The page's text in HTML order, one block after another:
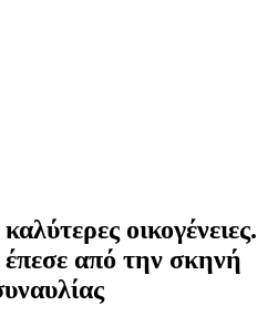
οικογένειες.
από την σκηνή